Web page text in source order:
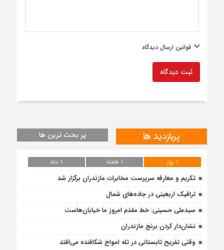
قوانین ارسال دیدگاه
ثبت دیدگاه
پربازدید ها پر بحث ترین ها
۱ روز ۱ هفته
۱ ماه
تکریم و معارفه سرپرست مخابرات مازندران برگزار شد
ترافیک اربعینی در جاده‌های شمال
سیدعلی حسینی: خط مقدم امروز ما خیابان‌هاست
نشان‌دار کردن برنج مازندران
وقتی تفریح تابستانی در تله امواج شکافنده می‌افتد